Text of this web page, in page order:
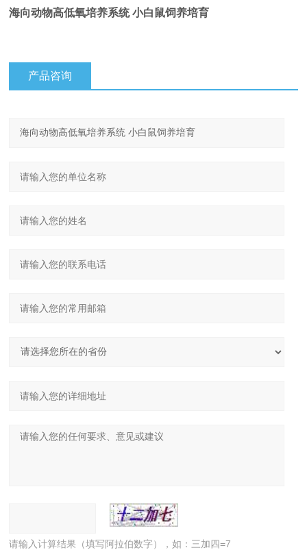
海向动物高低氧培养系统 小白鼠饲养培育
产品咨询
请输入计算结果（填写阿拉伯数字），如：三加四=7